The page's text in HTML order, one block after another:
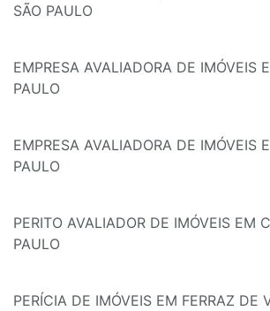
SÃO PAULO
EMPRESA AVALIADORA DE IMÓVEIS
PAULO
EMPRESA AVALIADORA DE IMÓVEIS
PAULO
PERITO AVALIADOR DE IMÓVEIS EM
PAULO
PERÍCIA DE IMÓVEIS EM FERRAZ DE